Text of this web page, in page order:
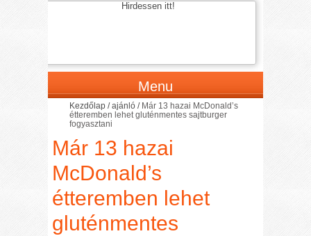
Hirdessen itt!
Menu
Kezdőlap /ajánló / Már 13 hazai McDonald’s
étteremben lehet gluténmentes sajtburger
fogyasztani
Már 13 hazai
McDonald’s
étteremben lehet
gluténmentes